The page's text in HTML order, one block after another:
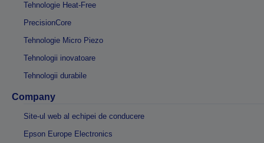
Tehnologie Heat-Free
PrecisionCore
Tehnologie Micro Piezo
Tehnologii inovatoare
Tehnologii durabile
Company
Site-ul web al echipei de conducere
Epson Europe Electronics